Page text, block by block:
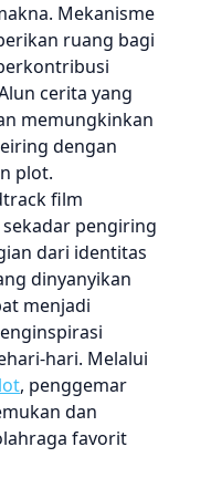
Mekanisme
ruang bagi
cerita yang
memungkinkan
dengan
plot.
film
pengiring
dari identitas
dinyanyikan
menjadi
hari. Melalui
, penggemar
dan
favorit